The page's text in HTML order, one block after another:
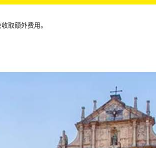
取额外费用。